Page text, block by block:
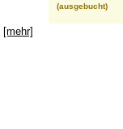
(ausgebucht)
[mehr]